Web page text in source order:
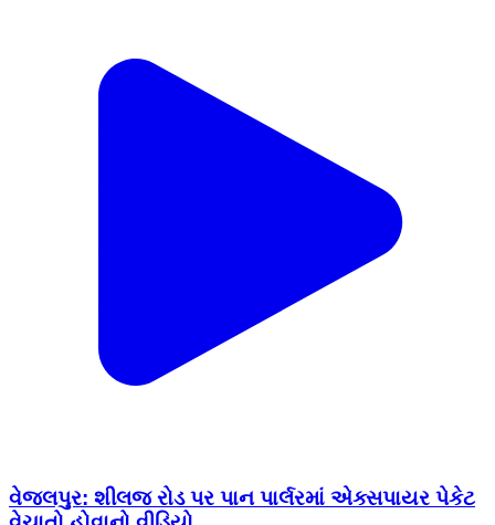
વેજલપુર: શીલજ રોડ પર પાન પાર્લરમાં એક્સપાયર પેકેટ